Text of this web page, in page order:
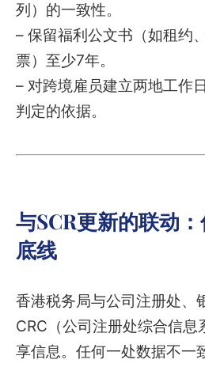
列）的一致性。
– 保留福利公文书（如租约
票）至少7年。
– 对跨境雇员建立两地工作
判定的依据。
与SCR更新的联动
底线
香港税务局与公司注册处、
CRC（公司注册处综合信息
享信息。任何一处数据不一